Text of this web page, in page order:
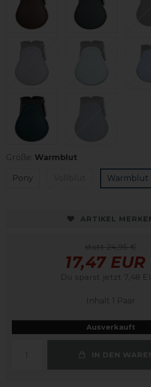
Größe: Warmblut
Pony Warmblut
ARTIKEL
statt 24,95 €
17,47 EUR
Du sparst jetzt 7,48
Inhalt 1 Paar
Ausverkauft
IN DEN